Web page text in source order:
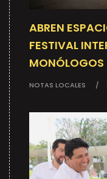
ABREN
FESTIVAL
MONÓLOGOS
NOTAS LOCALES